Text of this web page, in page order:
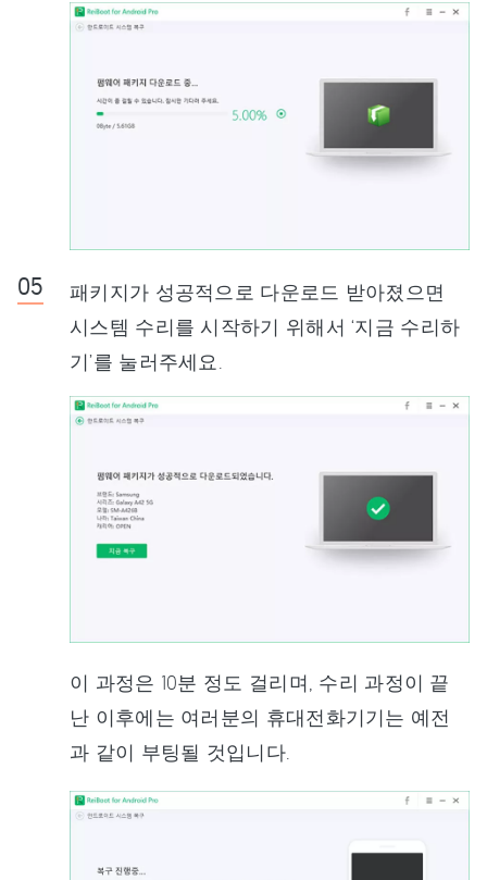
패키지가 성공적으로 다운로드 받아졌으면
시스템 수리를 시작하기 위해서 ‘지금 수리하
기’를 눌러주세요.
이 과정은 10분 정도 걸리며, 수리 과정이 끝
난 이후에는 여러분의 휴대전화기기는 예전
과 같이 부팅될 것입니다.